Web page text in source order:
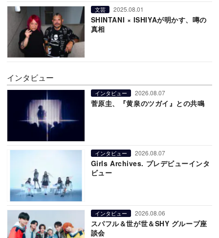
文芸 2025.08.01
SHINTANI × ISHIYAが明かす、噂の
真相
インタビュー
インタビュー 2026.08.07
菅原圭、『黄泉のツガイ』との共鳴
インタビュー 2026.08.07
Girls Archives. プレデビューインタ
ビュー
インタビュー 2026.08.06
スパフル＆世が世＆SHY グループ座
談会